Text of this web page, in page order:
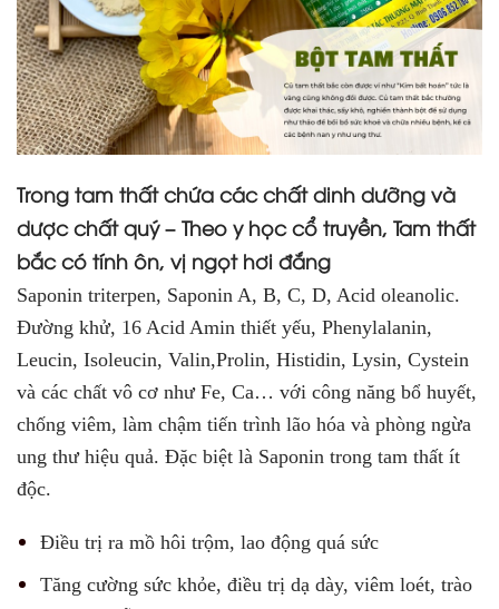
Trong tam thất chứa các chất dinh dưỡng và
dược chất quý – Theo y học cổ truyền, Tam thất
bắc có tính ôn, vị ngọt hơi đắng
Saponin triterpen, Saponin A, B, C, D, Acid oleanolic.
Đường khử, 16 Acid Amin thiết yếu, Phenylalanin,
Leucin, Isoleucin, Valin,Prolin, Histidin, Lysin, Cystein
và các chất vô cơ như Fe, Ca… với công năng bổ huyết,
chống viêm, làm chậm tiến trình lão hóa và phòng ngừa
ung thư hiệu quả. Đặc biệt là Saponin trong tam thất ít
độc.
Điều trị ra mồ hôi trộm, lao động quá sức
Tăng cường sức khỏe, điều trị dạ dày, viêm loét, trào